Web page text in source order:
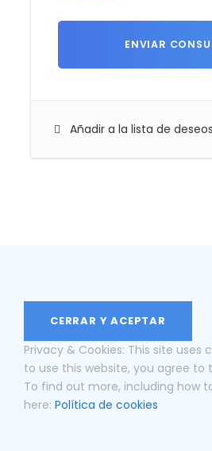
Añadir a la lista de deseos
Privacy & Cookies: This site uses
to use this website, you agree to
To find out more, including how
here: Política de cookies